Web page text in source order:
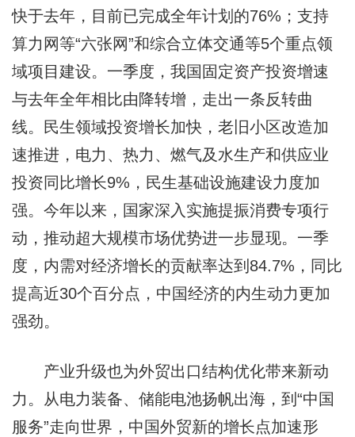
快于去年，目前已完成全年计划的76%；支持
算力网等“六张网”和综合立体交通等5个重点领
域项目建设。一季度，我国固定资产投资增速
与去年全年相比由降转增，走出一条反转曲
线。民生领域投资增长加快，老旧小区改造加
速推进，电力、热力、燃气及水生产和供应业
投资同比增长9%，民生基础设施建设力度加
强。今年以来，国家深入实施提振消费专项行
动，推动超大规模市场优势进一步显现。一季
度，内需对经济增长的贡献率达到84.7%，同比
提高近30个百分点，中国经济的内生动力更加
强劲。
产业升级也为外贸出口结构优化带来新动
力。从电力装备、储能电池扬帆出海，到“中国
服务”走向世界，中国外贸新的增长点加速形